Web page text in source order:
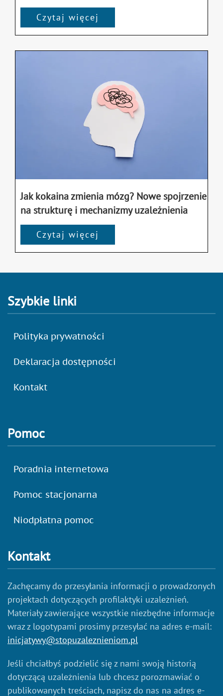
Czytaj więcej
Jak kokaina zmienia mózg? Nowe spojrzenie
na strukturę i mechanizmy uzależnienia
Czytaj więcej
Szybkie linki
Polityka prywatności
Deklaracja dostępności
Kontakt
Pomoc
Poradnia internetowa
Pomoc stacjonarna
Niodpłatna pomoc
Kontakt
Zachęcamy do przesyłania informacji o prowadzonych
projektach dotyczących profilaktyki uzależnień.
Materiały zawierające wszystkie niezbędne informacje
wraz z logotypami prosimy przesyłać na adres e-mail:
inicjatywy@stopuzaleznieniom.pl
Jeśli chciałbyś podzielić się z nami swoją historią
dotyczącą uzależnienia lub chcesz porozmawiać o
publikowanych treściach, napisz do nas na adres e-